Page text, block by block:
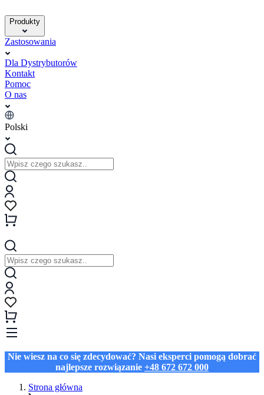
Produkty
Zastosowania
Dla Dystrybutorów
Kontakt
Pomoc
O nas
Polski
Nie wiesz na co się zdecydować? Nasi eksperci pomogą dobrać
najlepsze rozwiązanie +48 672 672 000
Strona główna